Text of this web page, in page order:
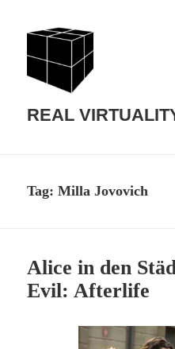
REAL
Tag:Milla Jovovich
Alice in den
Evil: Afterlife